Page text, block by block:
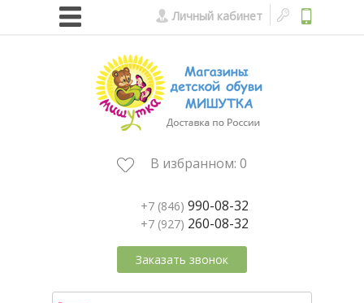
Личный кабинет
В избранном: 0
+7 (846) 990-08-32
+7 (927) 260-08-32
Заказать звонок